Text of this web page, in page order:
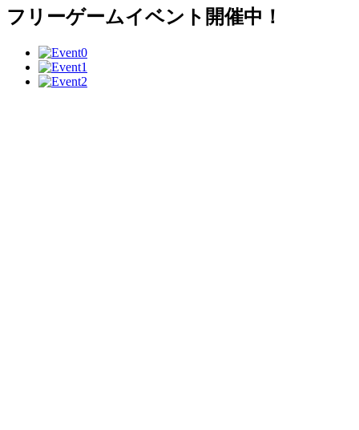
フリーゲームイベント開催中！